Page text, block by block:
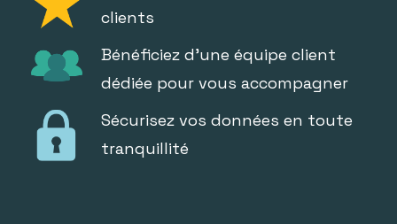
clients
Bénéficiez d'une équipe client
dédiée pour vous accompagner
Sécurisez vos données en toute
tranquillité